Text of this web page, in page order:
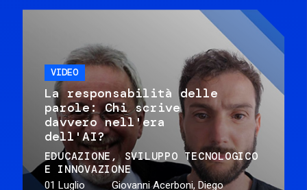
VIDEO
La responsabilità delle
parole: Chi scrive
davvero nell'era
dell'AI?
EDUCAZIONE
SVILUPPO TECNOLOGICO
E INNOVAZIONE
01 Luglio
Giovanni Acerboni, Diego